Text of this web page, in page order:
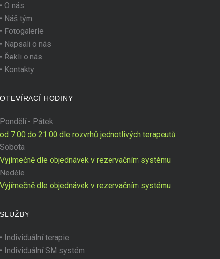
• O nás
• Náš tým
• Fotogalerie
• Napsali o nás
• Řekli o nás
• Kontakty
OTEVÍRACÍ HODINY
Pondělí - Pátek
od 7:00 do 21:00 dle rozvrhů jednotlivých terapeutů
Sobota
Vyjímečně dle objednávek v rezervačním systému
Neděle
Vyjímečně dle objednávek v rezervačním systému
SLUŽBY
• Individuální terapie
• Individuální SM systém